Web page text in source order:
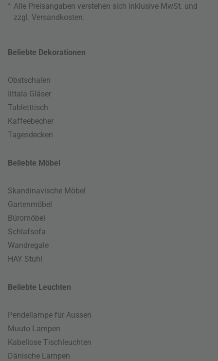
* Alle Preisangaben verstehen sich inklusive MwSt. und
zzgl. Versandkosten
Beliebte Dekorationen
Obstschalen
Iittala Gläser
Tabletttisch
Kaffeebecher
Tagesdecken
Beliebte Möbel
Skandinavische Möbel
Gartenmöbel
Büromöbel
Schlafsofa
Wandregale
HAY Stuhl
Beliebte Leuchten
Pendellampe für Aussen
Muuto Lampen
Kabellose Tischleuchten
Dänische Lampen